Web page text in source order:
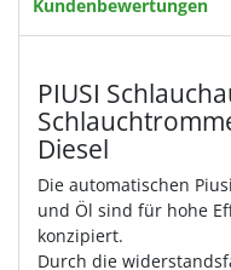
Kundenbewertungen
PIUSI
Diesel
Die automatischen
und Öl sind für hohe
konzipiert.
Durch die